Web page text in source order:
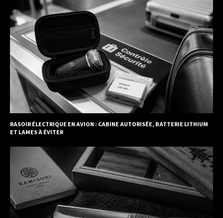
RASOIR ÉLECTRIQUE EN AVION : CABINE AUTORISÉE, BATTERIE LITHIUM
ET LAMES À ÉVITER